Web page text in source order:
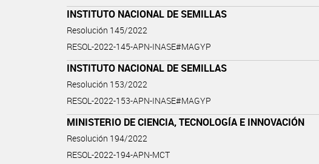
INSTITUTO NACIONAL DE SEMILLAS
Resolución 145/2022
RESOL-2022-145-APN-INASE#MAGYP
INSTITUTO NACIONAL DE SEMILLAS
Resolución 153/2022
RESOL-2022-153-APN-INASE#MAGYP
MINISTERIO DE CIENCIA, TECNOLOGÍA E INNOVACIÓN
Resolución 194/2022
RESOL-2022-194-APN-MCT